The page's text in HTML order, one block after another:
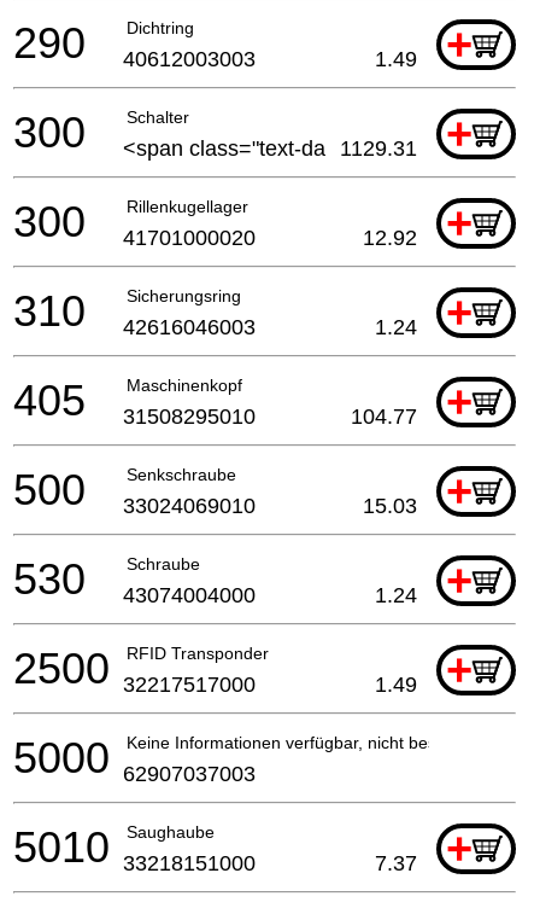
Dichtring +
290 40612003003 1.49
Schalter +
300 <span class="text-da 1129.31
Rillenkugellager +
300 41701000020 12.92
Sicherungsring +
310 42616046003 1.24
Maschinenkopf +
405 31508295010 104.77
Senkschraube +
500 33024069010 15.03
Schraube +
530 43074004000 1.24
RFID Transponder +
2500 32217517000 1.49
Keine Informationen verfügbar, nicht bestellbar
5000 62907037003
Saughaube +
5010 33218151000 7.37